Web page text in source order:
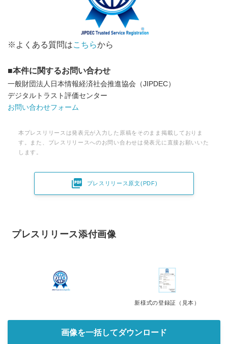
※よくある質問はこちらから
■本件に関するお問い合わせ
⼀般財団法⼈⽇本情報経済社会推進協会（JIPDEC）
デジタルトラスト評価センター
お問い合わせフォーム
本プレスリリースは発表元が入力した原稿をそのまま掲載しておりま
す。また、プレスリリースへのお問い合わせは発表元に直接お願いいた
します。
 プレスリリース原文(PDF)
プレスリリース添付画像
新様式の登録証（見本）
画像を一括してダウンロード